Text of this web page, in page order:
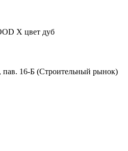
X цвет дуб
пав. 16-Б (Строительный рынок)